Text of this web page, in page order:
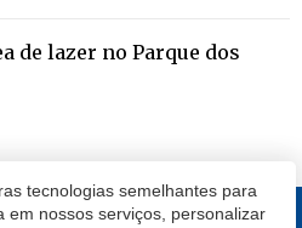
tecnologias semelhantes para
em nossos serviços, personalizar
de lazer no Parque dos